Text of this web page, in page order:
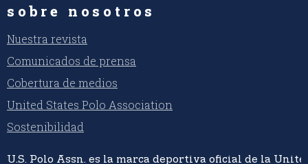
sobre nosotros
Nuestra revista
Comunicados de prensa
Cobertura de medios
United States Polo Association
Sostenibilidad
U.S. Polo Assn. es la marca deportiva oficial de la